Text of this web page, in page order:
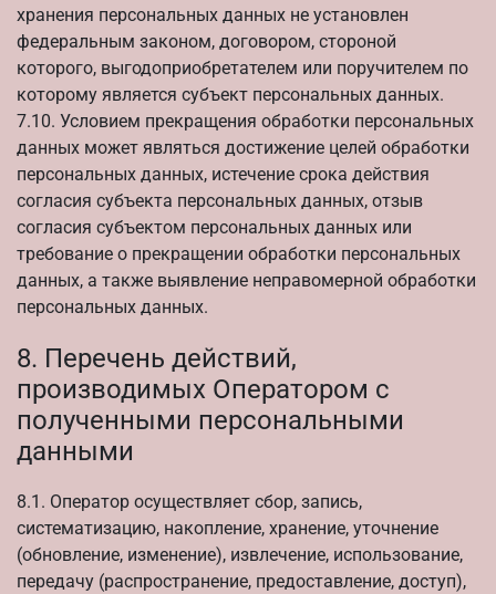
хранения персональных данных не установлен
федеральным законом, договором, стороной
которого, выгодоприобретателем или поручителем по
которому является субъект персональных данных.
7.10. Условием прекращения обработки персональных
данных может являться достижение целей обработки
персональных данных, истечение срока действия
согласия субъекта персональных данных, отзыв
согласия субъектом персональных данных или
требование о прекращении обработки персональных
данных, а также выявление неправомерной обработки
персональных данных.
8. Перечень действий,
производимых Оператором с
полученными персональными
данными
8.1. Оператор осуществляет сбор, запись,
систематизацию, накопление, хранение, уточнение
(обновление, изменение), извлечение, использование,
передачу (распространение, предоставление, доступ),